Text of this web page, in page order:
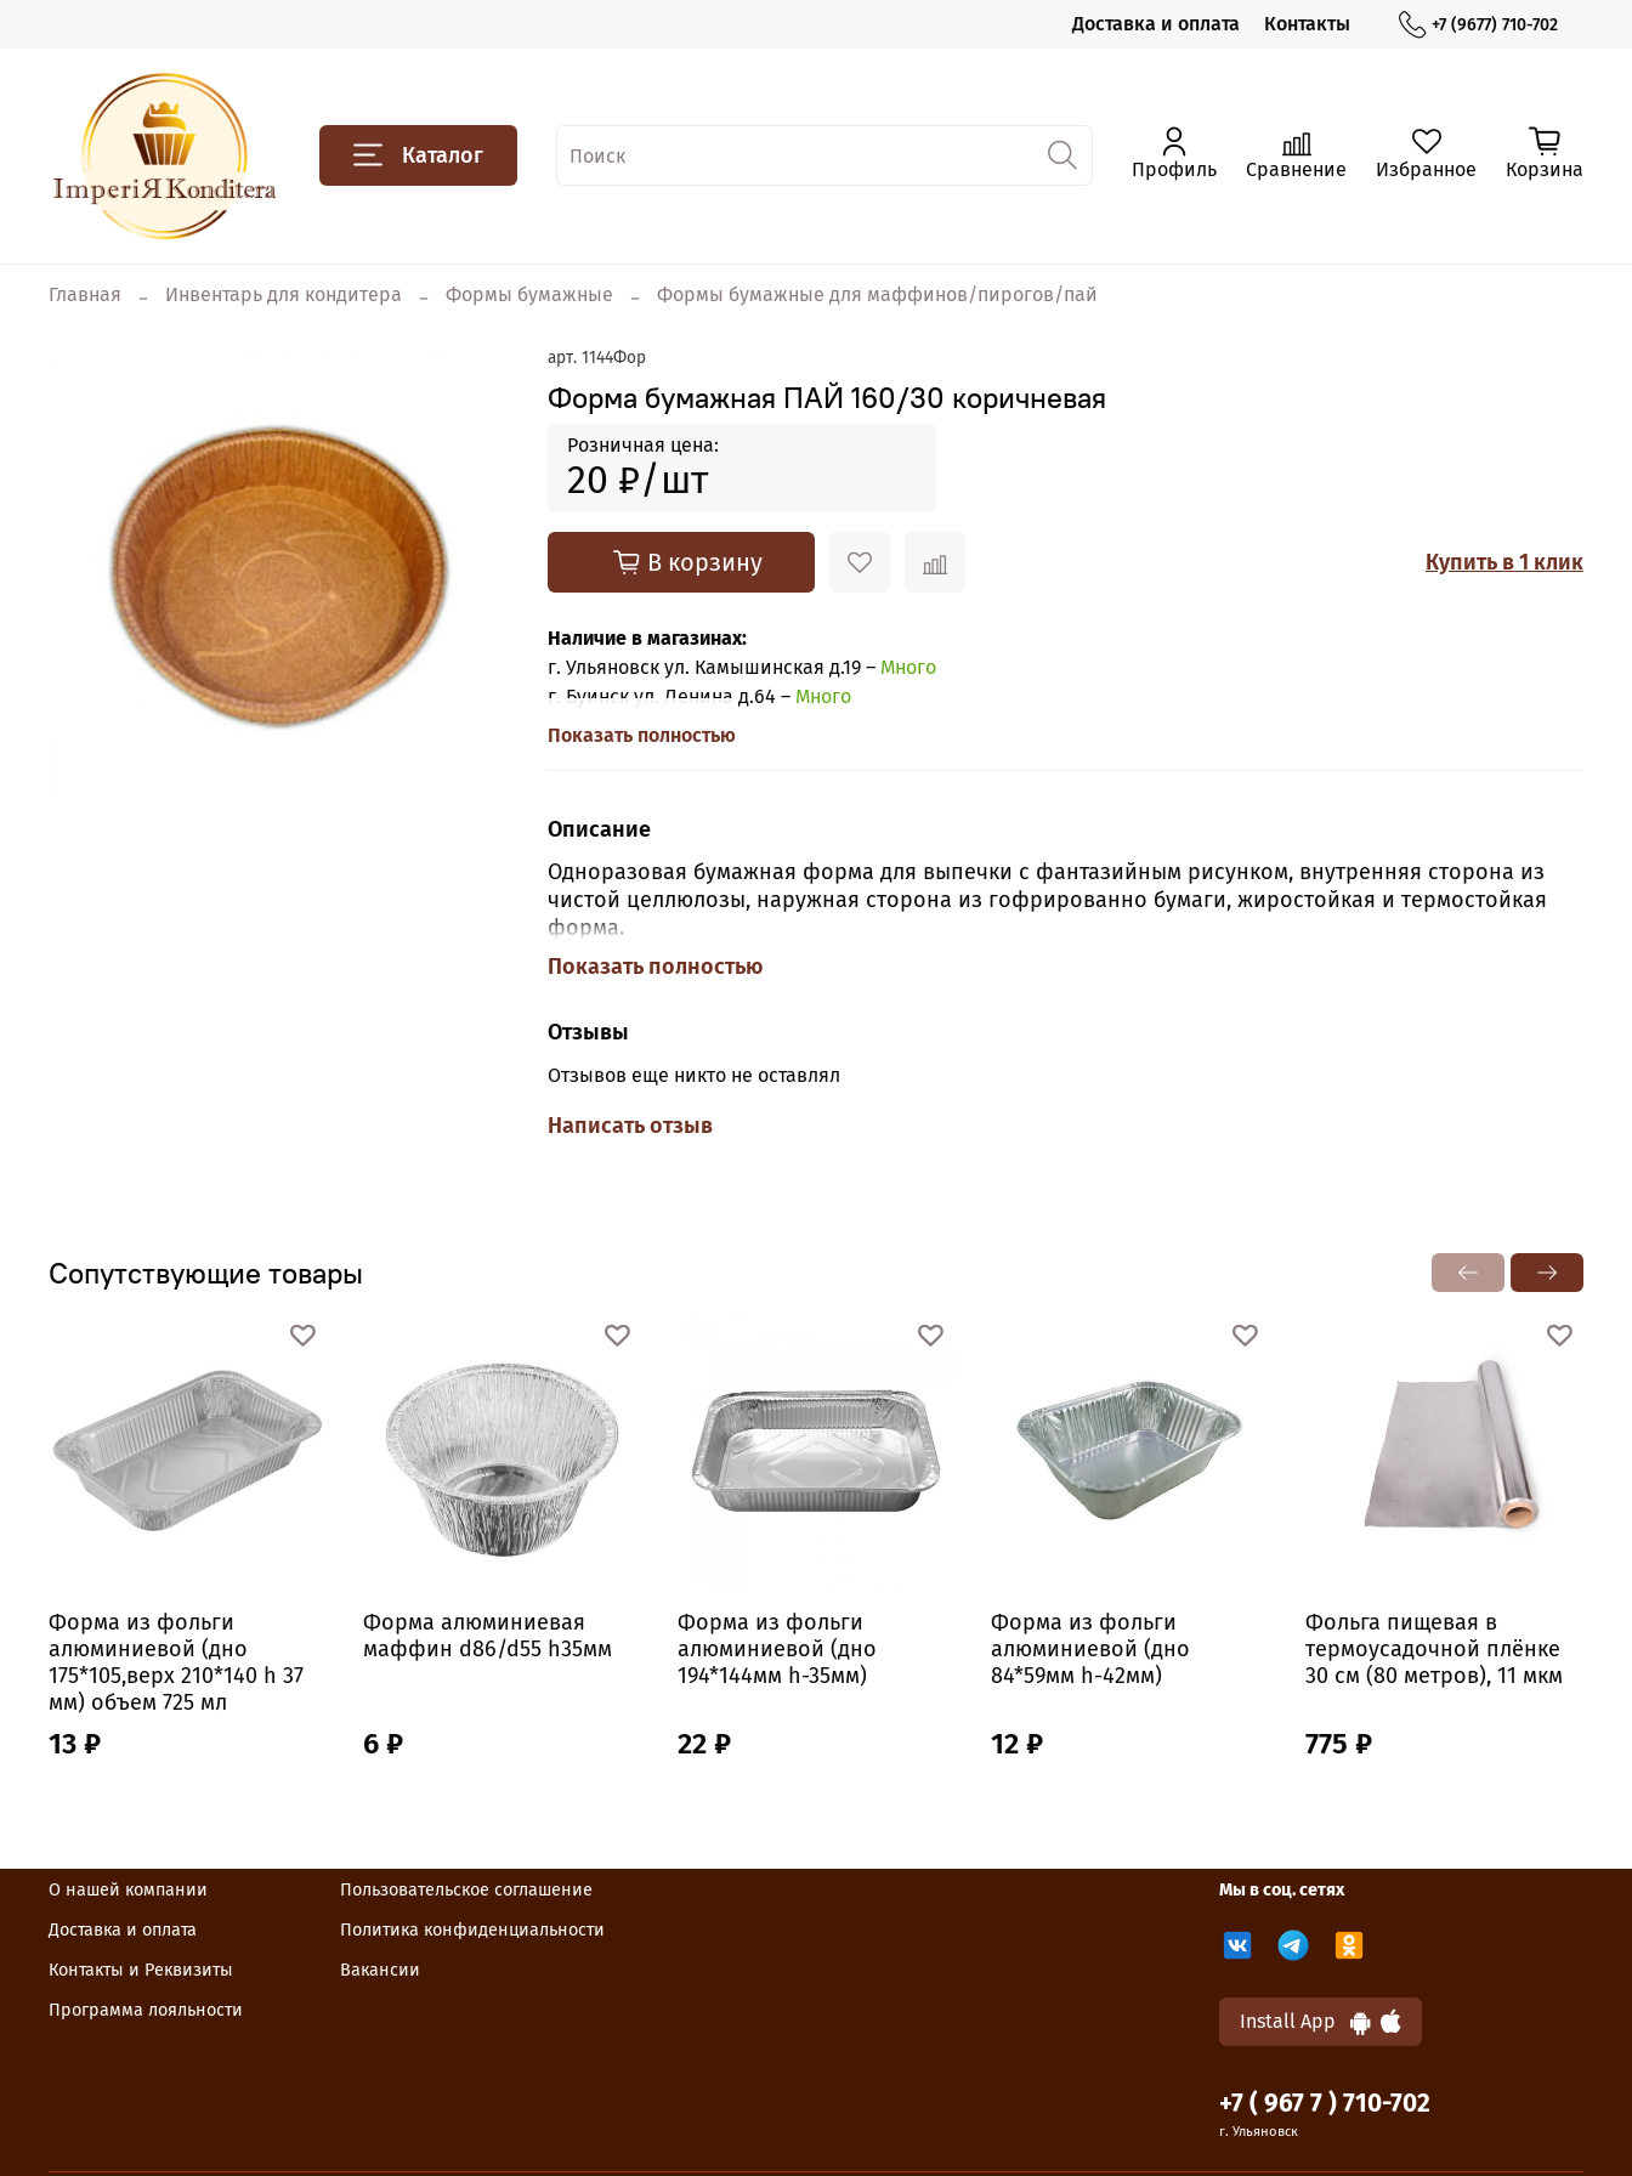
Доставка и оплата Контакты +7 (9677) 710-702
Каталог Профиль Сравнение Избранное Корзина
Главная Инвентарь для кондитера Формы бумажные Формы бумажные для маффинов/пирогов/пай
арт.1144Фор
Форма бумажная ПАЙ 160/30 коричневая
Розничная цена:
20 ₽
В корзину Купить в 1 клик
Наличие в магазинах:
г. Ульяновск ул. Камышинская д.19 – Много
г. Буинск ул. Ленина д.64 – Много
Показать полностью
Описание
Одноразовая бумажная форма для выпечки с фантазийным рисунком, внутренняя сторона из
чистой целлюлозы, наружная сторона из гофрированно бумаги, жиростойкая и термостойкая
форма.
Размер: нижний диаметр 160 мм, высота 30мм. .
Показать полностью
Отзывы
Отзывов еще никто не оставлял
Написать отзыв
Сопутствующие товары
Форма из фольги
алюминиевой (дно
175*105,верх 210*140 h 37
мм) объем 725 мл
13 ₽
Форма алюминиевая
маффин d86/d55 h35мм
6 ₽
Форма из фольги
алюминиевой (дно
194*144мм h-35мм)
22 ₽
Форма из фольги
алюминиевой (дно
84*59мм h-42мм)
12 ₽
Фольга пищевая в
термоусадочной плёнке
30 см (80 метров), 11 мкм
775 ₽
О нашей компании
Доставка и оплата
Контакты и Реквизиты
Программа лояльности
Пользовательское соглашение
Политика конфиденциальности
Вакансии
Мы в соц. сетях
Install App
+7 ( 967 7 ) 710-702
г. Ульяновск